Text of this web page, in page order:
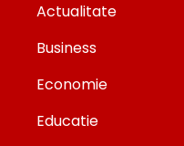
Actualitate
Business
Economie
Educatie